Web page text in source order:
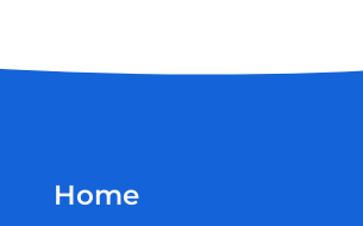
Home